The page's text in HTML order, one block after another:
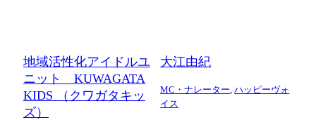
地域活性化アイドルユ
ニット KUWAGATA
KIDS （クワガタキッ
ズ）
大江由紀
MC・ナレーター,ハッピーヴォ
イス